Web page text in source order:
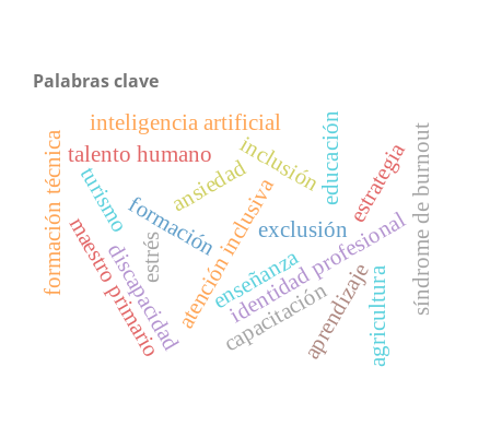
Palabras clave
formaciónatención inclusivaidentidad profesional
enseñanzaaprendizaje
inclusión
exclusión
discapacidad capacitación
inteligencia artificial
estrés
ansiedad síndrome de burnout
maestro primario agricultura
formación técnica turismo educación
talento humano estrategia